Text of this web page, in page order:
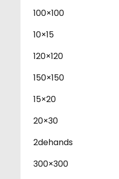
100×100
10×15
120×120
150×150
15×20
20×30
2dehands
300×300